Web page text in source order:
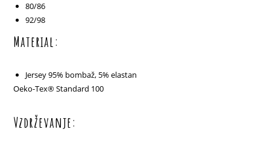
80/86
92/98
Material:
Jersey 95% bombaž, 5% elastan
Oeko-Tex® Standard 100
Vzdrževanje: